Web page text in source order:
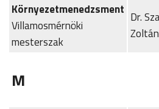
Környezetmenedzsment
Villamosmérnöki
mesterszak
Dr.
Zoltán
M